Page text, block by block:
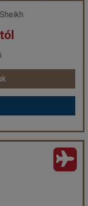
tól
El Sheikh repülővel